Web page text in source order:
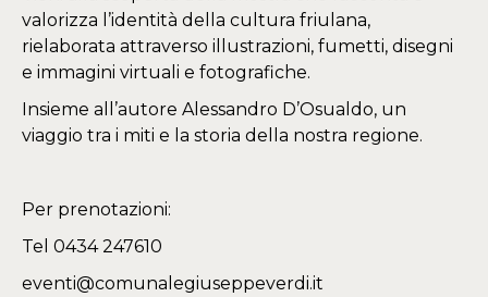
valorizza l’identità della cultura friulana,
rielaborata attraverso illustrazioni, fumetti, disegni
e immagini virtuali e fotografiche.
Insieme all’autore Alessandro D’Osualdo, un
viaggio tra i miti e la storia della nostra regione.
Per prenotazioni:
Tel 0434 247610
eventi@comunalegiuseppeverdi.it